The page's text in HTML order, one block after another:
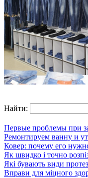
Найти:
Первые проблемы при
Ремонтируем ванну и
Ковер: почему его
Як швидко і точно
Які бувають види
Вправи для міцного